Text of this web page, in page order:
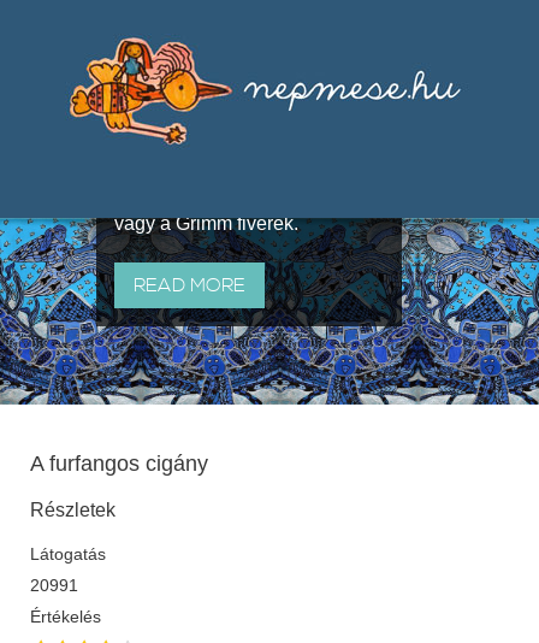
útján terjedő elbeszélésekből,
melyeket olyan ismert gyűjtők
állítottak össze, mint Benedek
vagy a Grimm fivérek.
READ MORE
A furfangos cigány
Részletek
Látogatás
20991
Értékelés